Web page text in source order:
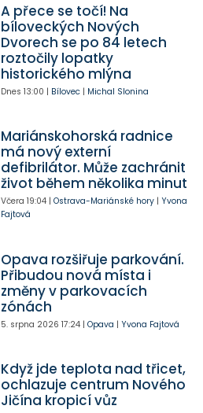
A přece se točí! Na
bíloveckých Nových
Dvorech se po 84 letech
roztočily lopatky
historického mlýna
Dnes 13:00 | Bílovec| Michal Slonina
Mariánskohorská radnice
má nový externí
defibrilátor. Může zachránit
život během několika minut
Včera 19:04| Ostrava-Mariánské hory| Yvona
Fajtová
Opava rozšiřuje parkování.
Přibudou nová místa i
změny v parkovacích
zónách
5. srpna 2026 17:24| Opava | Yvona Fajtová
Když jde teplota nad třicet,
ochlazuje centrum Nového
Jičína kropicí vůz